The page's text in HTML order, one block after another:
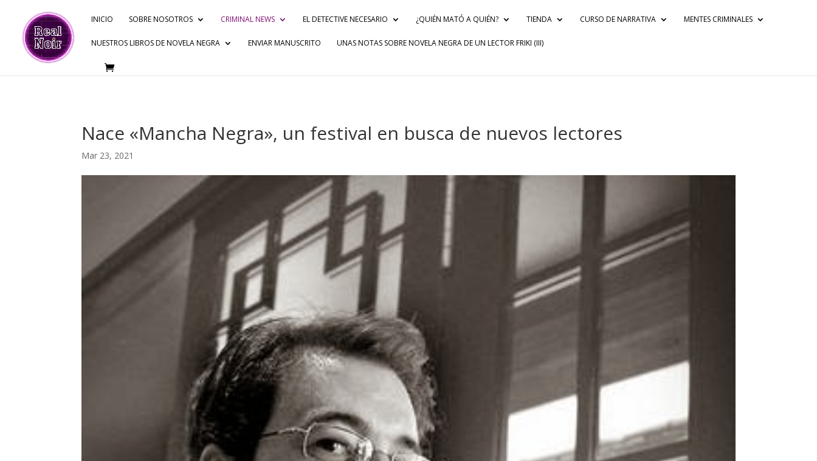
INICIO SOBRE NOSOTROS CRIMINAL NEWS EL DETECTIVE NECESARIO ¿QUIÉN MATÓ A QUIÉN? TIENDA CURSO DE NARRATIVA MENTES CRIMINALES
NUESTROS LIBROS DE NOVELA NEGRA ENVIAR MANUSCRITO UNAS NOTAS SOBRE NOVELA NEGRA DE UN LECTOR FRIKI (III)
Nace «Mancha Negra», un festival en busca de nuevos lectores
Mar 23, 2021